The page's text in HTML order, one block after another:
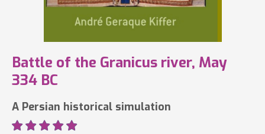
Battle of the Granicus river, May
334 BC
A Persian historical simulation